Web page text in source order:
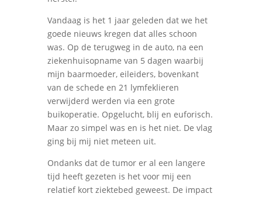
Vandaag is het 1 jaar geleden dat we het
goede nieuws kregen dat alles schoon
was. Op de terugweg in de auto, na een
ziekenhuisopname van 5 dagen waarbij
mijn baarmoeder, eileiders, bovenkant
van de schede en 21 lymfeklieren
verwijderd werden via een grote
buikoperatie. Opgelucht, blij en euforisch.
Maar zo simpel was en is het niet. De vlag
ging bij mij niet meteen uit.
Ondanks dat de tumor er al een langere
tijd heeft gezeten is het voor mij een
relatief kort ziektebed geweest. De impact